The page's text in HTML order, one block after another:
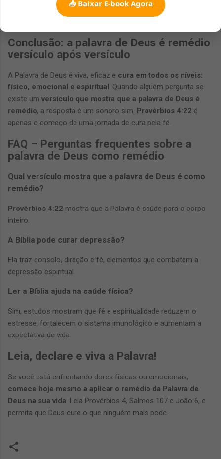
📥 Baixar E-book Agora
nas Escrituras. A fé na Palavra transforma ambientes,
Conclusão: a palavra de Deus é remédio
versículo após versículo
A Palavra de Deus é viva, eficaz e cura em todos os níveis:
físico, emocional e espiritual. Quando alguém pergunta se
existe um versículo que mostra que a palavra de Deus é
remédio, a resposta é um sonoro sim. Provérbios 4:22 é
apenas o começo de uma jornada de cura pela fé.
FAQ – Perguntas frequentes sobre a
palavra de Deus como remédio
Qual versículo mostra que a palavra de Deus é como
remédio?
Provérbios 4:22 mostra que a Palavra é saúde para o corpo
inteiro.
A Bíblia pode curar depressão?
Ela traz consolo, direção e fé, elementos que combatem a
depressão espiritual.
Ler a Bíblia ajuda na saúde física?
Sim, estudos mostram que fé e espiritualidade reduzem o
estresse, fortalecem o sistema imunológico e aumentam a
expectativa de vida.
Leia, declare e viva a Palavra!
Se você está enfrentando dores físicas ou emocionais,
comece hoje mesmo a aplicar o remédio da Palavra de
Deus na sua vida. Leia Provérbios 4, Salmos 107 e João 6, e
permita que Deus cure o que ninguém mais pode.